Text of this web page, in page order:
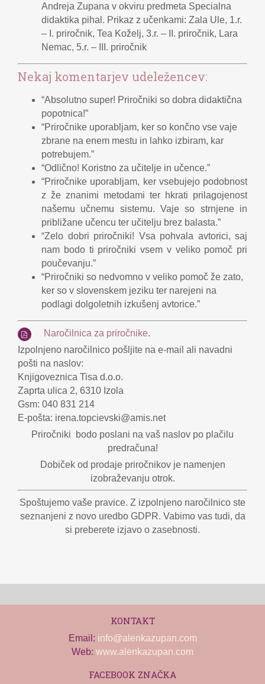
Andreja Zupana v okviru predmeta Specialna
didaktika pihal. Prikaz z učenkami: Zala Ule, 1.r.
– I. priročnik, Tea Koželj, 3.r. – II. priročnik, Lara
Nemac, 5.r. – III. priročnik
Nekaj komentarjev udeležencev:
“Absolutno super! Priročniki so dobra didaktična
popotnica!”
“Priročnike uporabljam, ker so končno vse vaje
zbrane na enem mestu in lahko izbiram, kar
potrebujem.”
“Odlično! Koristno za učitelje in učence.”
“Priročnike uporabljam, ker vsebujejo podobnost
z že znanimi metodami ter hkrati prilagojenost
našemu učnemu sistemu. Vaje so strnjene in
približane učencu ter učitelju brez balasta.”
“Zelo dobri priročniki! Vsa pohvala avtorici, saj
nam bodo ti priročniki vsem v veliko pomoč pri
poučevanju.”
“Priročniki so nedvomno v veliko pomoč že zato,
ker so v slovenskem jeziku ter narejeni na
podlagi dolgoletnih izkušenj avtorice.”
Naročilnica za priročnike.
Izpolnjeno naročilnico pošljite na e-mail ali navadni
pošti na naslov:
Knjigoveznica Tisa d.o.o.
Zaprta ulica 2, 6310 Izola
Gsm: 040 831 214
E-pošta: irena.topcievski@amis.net
Priročniki bodo poslani na vaš naslov po plačilu
predračuna!
Dobiček od prodaje priročnikov je namenjen
izobraževanju otrok.
Spoštujemo vaše pravice. Z izpolnjeno naročilnico ste
seznanjeni z novo uredbo GDPR. Vabimo vas tudi, da
si preberete izjavo o zasebnosti.
KONTAKT
Email: info@alenkazupan.com
Web: www.alenkazupan.com
FACEBOOK ZNAČKA